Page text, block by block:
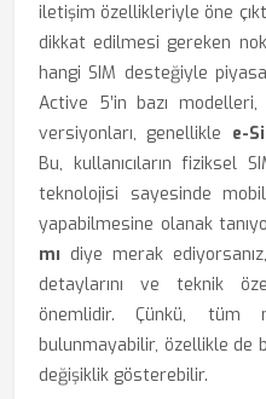
iletişim özellikleriyle öne
dikkat edilmesi gereken
hangi SIM desteğiyle
Active 5’in bazı
versiyonları, genellikle e-
Bu, kullanıcıların fiziksel
teknolojisi sayesinde
yapabilmesine olanak
mı diye merak
detaylarını ve teknik
önemlidir. Çünkü, tüm
bulunmayabilir, özellikle de
değişiklik gösterebilir.